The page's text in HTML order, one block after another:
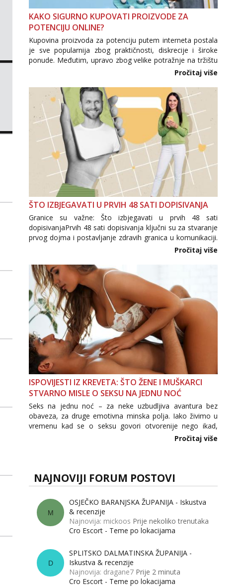
KAKO SIGURNO KUPOVATI PROIZVODE ZA
POTENCIJU ONLINE?
Kupovina proizvoda za potenciju putem interneta postala
je sve popularnija zbog praktičnosti, diskrecije i široke
ponude. Međutim, upravo zbog velike potražnje na tržištu
se pojavljuju i brojni krivotvoreni proizvodi, nepouzdane
internetske trgovine te proizvodi nepoznatog podrijetla. ...
Pročitaj više
ŠTO IZBJEGAVATI U PRVIH 48 SATI DOPISIVANJA
Granice su važne: Što izbjegavati u prvih 48 sati
dopisivanjaPrvih 48 sati dopisivanja ključni su za stvaranje
prvog dojma i postavljanje zdravih granica u komunikaciji.
Važno je izbjeći prebrzo otkrivanje osobnih ili intimnih
informacija, jer nepoznata osoba još nije zaslužila to
povjerenje. Takođe...
Pročitaj više
ISPOVIJESTI IZ KREVETA: ŠTO ŽENE I MUŠKARCI
STVARNO MISLE O SEKSU NA JEDNU NOĆ
Seks na jednu noć – za neke uzbudljiva avantura bez
obaveza, za druge emotivna minska polja. Iako živimo u
vremenu kad se o seksu govori otvorenije nego ikad,
tema „jedne noći strasti“ i dalje izaziva burne rasprave. Što
Pročitaj više
NAJNOVIJI FORUM POSTOVI
M
OSJEČKO BARANJSKA ŽUPANIJA - Iskustva
& recenzije
Najnovija: mickoos Prije nekoliko trenutaka
Cro Escort - Teme po lokacijama
D
SPLITSKO DALMATINSKA ŽUPANIJA -
Iskustva & recenzije
Najnovija: dragane7 Prije 2 minuta
Cro Escort - Teme po lokacijama